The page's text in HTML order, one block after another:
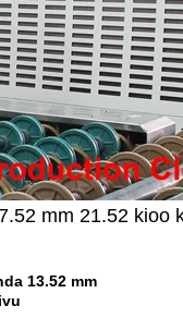
mm 21.52 kioo
13.52 mm